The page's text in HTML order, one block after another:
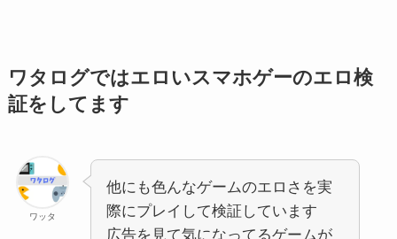
ワタログではエロいスマホゲーのエロ検
証をしてます
ワッタ
他にも色んなゲームのエロさを実
際にプレイして検証しています
広告を見て気になってるゲームが